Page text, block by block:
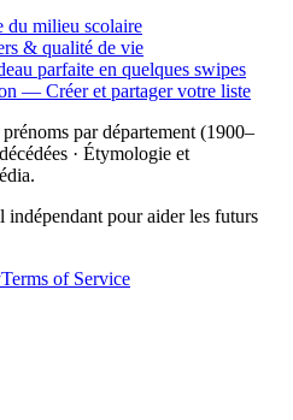
milieu scolaire
& qualité de vie
parfaite en quelques swipes
— Créer et partager votre liste
par département (1900–
· Étymologie et
pour aider les futurs
Terms of Service